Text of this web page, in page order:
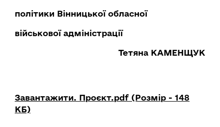
політики Вінницької обласної
військової адміністрації
Тетяна КАМЕНЩУК
Завантажити. Проєкт.pdf (Розмір - 148
КБ)